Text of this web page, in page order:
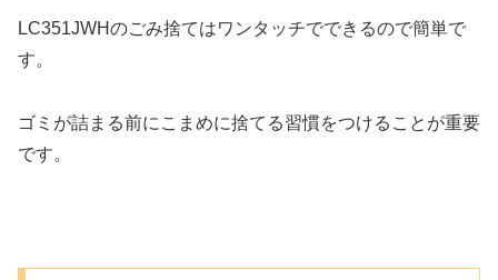
LC351JWHのごみ捨てはワンタッチでできるので簡単で
す。
ゴミが詰まる前にこまめに捨てる習慣をつけることが重要
です。